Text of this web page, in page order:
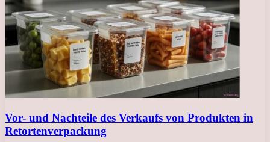
Vor- und Nachteile des Verkaufs von Produkten in
Retortenverpackung